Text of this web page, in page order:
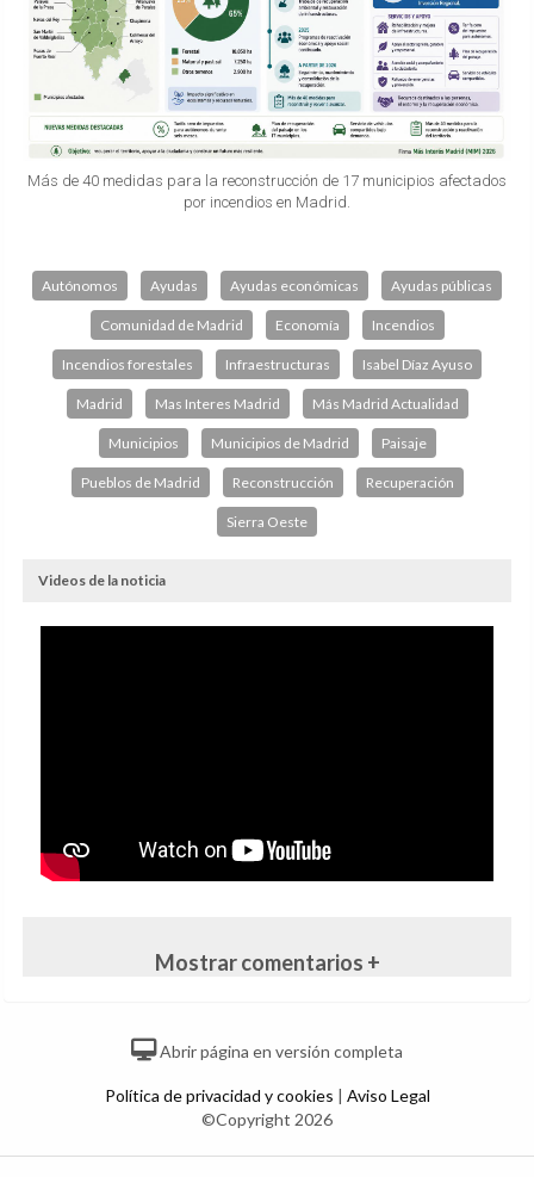
Más de 40 medidas para la reconstrucción de 17 municipios afectados
por incendios en Madrid.
Autónomos Ayudas Ayudas económicas Ayudas públicas
Comunidad de Madrid Economía Incendios
Incendios forestales Infraestructuras Isabel Díaz Ayuso
Madrid Mas Interes Madrid Más Madrid Actualidad
Municipios Municipios de Madrid Paisaje
Pueblos de Madrid Reconstrucción Recuperación
Sierra Oeste
Videos de la noticia
Mostrar comentarios +
Abrir página en versión completa
Política de privacidad y cookies | Aviso Legal
©Copyright 2026